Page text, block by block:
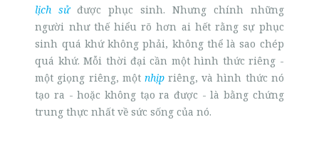
lịch sửđược phục sinh. Nhưng chính những
người như thế hiểu rõ hơn ai hết rằng sự phục
sinh quá khứ không phải, không thể là sao chép
quá khứ. Mỗi thời đại cần một hình thức riêng -
một giọng riêng, một nhịpriêng, và hình thức nó
tạo ra - hoặc không tạo ra được - là bằng chứng
trung thực nhất về sức sống của nó.